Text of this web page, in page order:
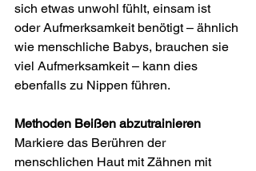
sich etwas unwohl fühlt, einsam ist
oder Aufmerksamkeit benötigt – ähnlich
wie menschliche Babys, brauchen sie
viel Aufmerksamkeit – kann dies
ebenfalls zu Nippen führen.
Methoden Beißen abzutrainieren
Markiere das Berühren der
menschlichen Haut mit Zähnen mit